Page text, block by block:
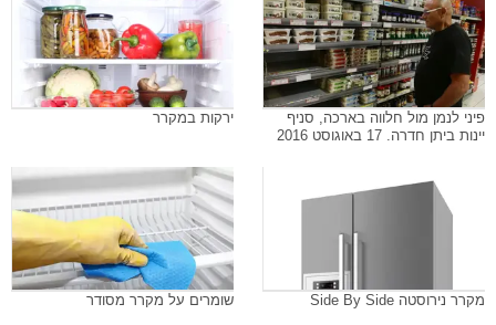
פיני לנמן מול חלווה בארכה, סניף
יינות ביתן חדרה. 17 באוגוסט 2016
ירקות במקרר
מקרר נירוסטה Side By Side שומרים על מקרר מסודר